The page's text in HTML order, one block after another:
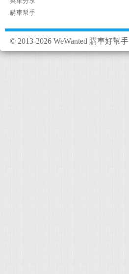
購車幫手
© 2013-2026 WeWanted 購車好幫手